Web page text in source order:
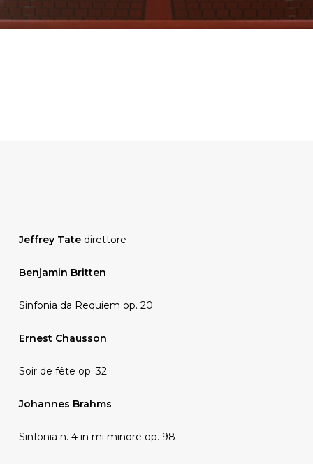
Jeffrey Tatedirettore
Benjamin Britten
Sinfonia da Requiem op. 20
Ernest Chausson
Soir de fête op. 32
Johannes Brahms
Sinfonia n. 4 in mi minore op. 98